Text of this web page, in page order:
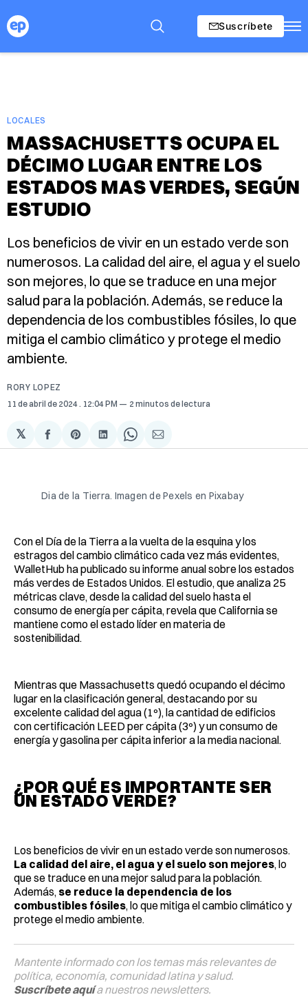
Suscríbete
LOCALES
MASSACHUSETTS OCUPA EL
DÉCIMO LUGAR ENTRE LOS
ESTADOS MAS VERDES, SEGÚN
ESTUDIO
Los beneficios de vivir en un estado verde son
numerosos. La calidad del aire, el agua y el suelo
son mejores, lo que se traduce en una mejor
salud para la población. Además, se reduce la
dependencia de los combustibles fósiles, lo que
mitiga el cambio climático y protege el medio
ambiente.
RORY LOPEZ
11 de abril de 2024 . 12:04 PM 2 minutos de lectura
𝕏
Compartir
en
Share
on
Compartir
en
Share
on
Compartir
via
Dia de la Tierra. Imagen de Pexels en Pixabay
Con el Día de la Tierra a la vuelta de la esquina y los
estragos del cambio climático cada vez más evidentes,
WalletHub ha publicado su informe anual sobre los estados
más verdes de Estados Unidos. El estudio, que analiza 25
métricas clave, desde la calidad del suelo hasta el
consumo de energía per cápita, revela que California se
mantiene como el estado líder en materia de
sostenibilidad.
Mientras que Massachusetts quedó ocupando el décimo
lugar en la clasificación general, destacando por su
excelente calidad del agua (1º), la cantidad de edificios
con certificación LEED per cápita (3º) y un consumo de
energía y gasolina per cápita inferior a la media nacional.
¿POR QUÉ ES IMPORTANTE SER
UN ESTADO VERDE?
Los beneficios de vivir en un estado verde son numerosos.
La calidad del aire, el agua y el suelo son mejores, lo
que se traduce en una mejor salud para la población.
Además, se reduce la dependencia de los
combustibles fósiles, lo que mitiga el cambio climático y
protege el medio ambiente.
Mantente informado con los temas más relevantes de
política, economía, comunidad latina y salud.
Suscríbete aquía nuestros newsletters.